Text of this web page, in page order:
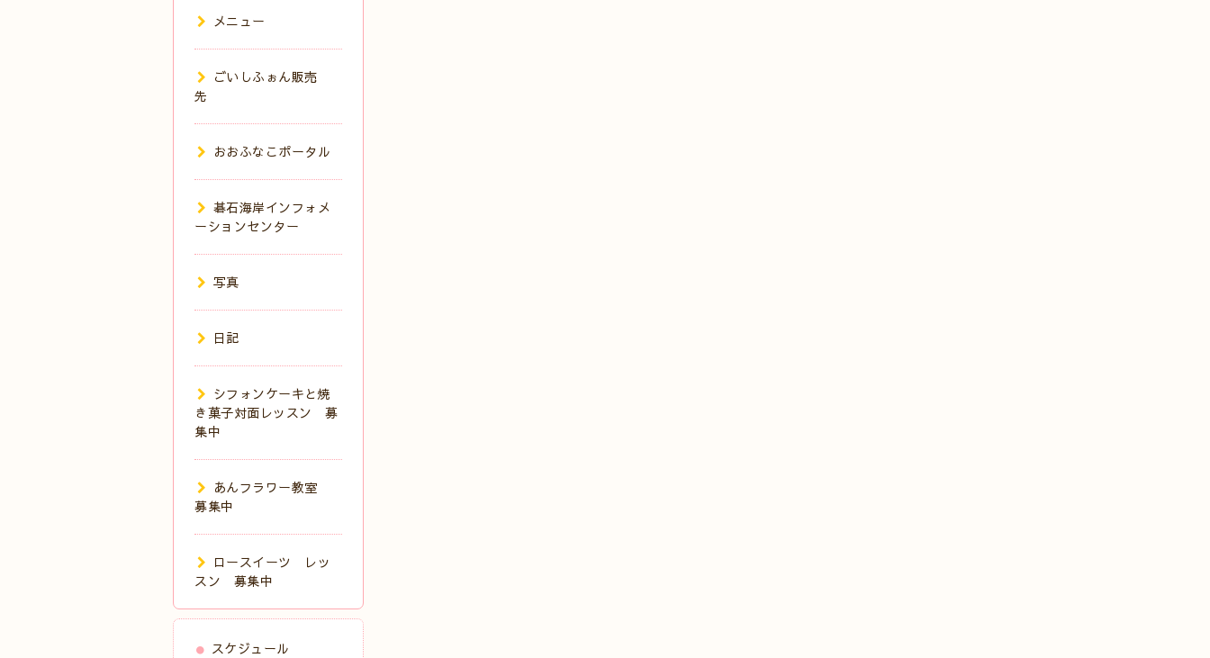
メニュー
ごいしふぉん販売
先
おおふなこポータル
碁石海岸インフォメ
ーションセンター
写真
日記
シフォンケーキと焼
き菓子対面レッスン 募
集中
あんフラワー教室
募集中
ロースイーツ レッ
スン 募集中
スケジュール